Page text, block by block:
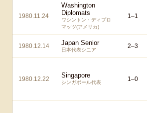
1980.11.24
Washington
Diplomats
ワシントン・ディプロ
マッツ(アメリカ)
1–1
1980.12.14 Japan Senior
日本代表シニア
2–3
1980.12.22 Singapore
シンガポール代表 1–0